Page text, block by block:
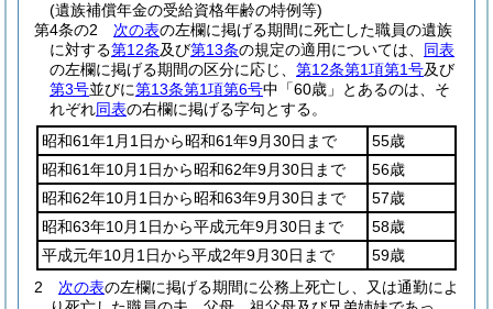
(遺族補償年金の受給資格年齢の特例等)
第4条の2
次の表の左欄に掲げる期間に死亡した職員の遺族
に対する第12条及び第13条の規定の適用については、 同表
の左欄に掲げる期間の区分に応じ、 第12条第1項第1号及び
第3号並びに第13条第1項第6号中「60歳」とあるのは、そ
れぞれ同表の右欄に掲げる字句とする。
昭和61年1月1日から昭和61年9月30日まで
55歳
昭和61年10月1日から昭和62年9月30日まで
56歳
昭和62年10月1日から昭和63年9月30日まで
57歳
昭和63年10月1日から平成元年9月30日まで
58歳
平成元年10月1日から平成2年9月30日まで
59歳
2
次の表の左欄に掲げる期間に公務上死亡し、又は通勤によ